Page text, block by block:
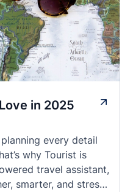
in 2025
every detail
why Tourist is
travel assistant,
smarter, and stress-